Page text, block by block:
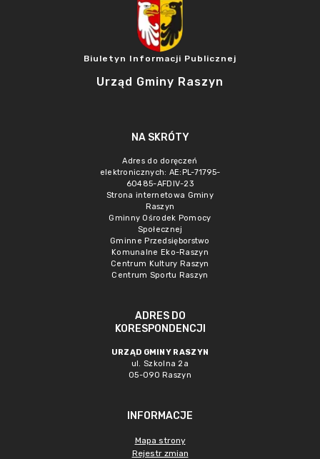
Biuletyn Informacji Publicznej
Urząd Gminy Raszyn
NA SKRÓTY
Adres do doręczeń
elektronicznych: AE:PL-71795-
60485-AFDIV-23
Strona internetowa Gminy
Raszyn
Gminny Ośrodek Pomocy
Społecznej
Gminne Przedsięborstwo
Komunalne Eko-Raszyn
Centrum Kultury Raszyn
Centrum Sportu Raszyn
ADRES DO
KORESPONDENCJI
URZĄD GMINY RASZYN
ul. Szkolna 2a
05-090 Raszyn
INFORMACJE
Mapa strony
Rejestr zmian